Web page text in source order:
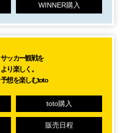
WINNER購入
サッカー観戦を
より楽しく。
予想を楽しむtoto
toto購入
販売日程